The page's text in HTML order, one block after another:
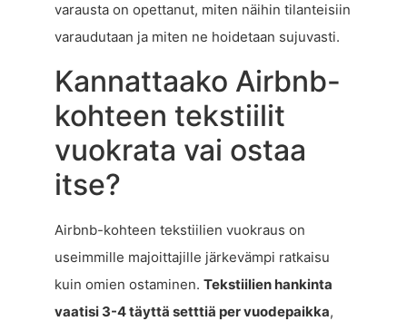
varausta on opettanut, miten näihin tilanteisiin
varaudutaan ja miten ne hoidetaan sujuvasti.
Kannattaako Airbnb-
kohteen tekstiilit
vuokrata vai ostaa
itse?
Airbnb-kohteen tekstiilien vuokraus on
useimmille majoittajille järkevämpi ratkaisu
kuin omien ostaminen. Tekstiilien hankinta
vaatisi 3-4 täyttä setttiä per vuodepaikka,